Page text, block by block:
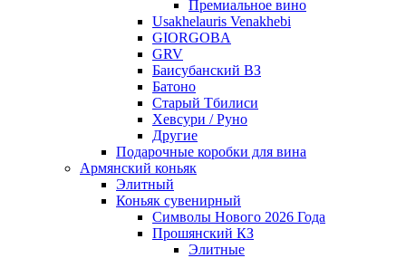
Премиальное вино
Usakhelauris Venakhebi
GIORGOBA
GRV
Баисубанский ВЗ
Батоно
Старый Тбилиси
Хевсури / Руно
Другие
Подарочные коробки для вина
Армянский коньяк
Элитный
Коньяк сувенирный
Символы Нового 2026 Года
Прошянский КЗ
Элитные